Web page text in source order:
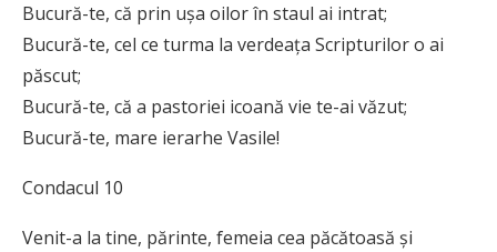
Bucură-te, că prin uşa oilor în staul ai intrat;
Bucură-te, cel ce turma la verdeaţa Scripturilor o ai
păscut;
Bucură-te, că a pastoriei icoană vie te-ai văzut;
Bucură-te, mare ierarhe Vasile!
Condacul 10
Venit-a la tine, părinte, femeia cea păcătoasă şi